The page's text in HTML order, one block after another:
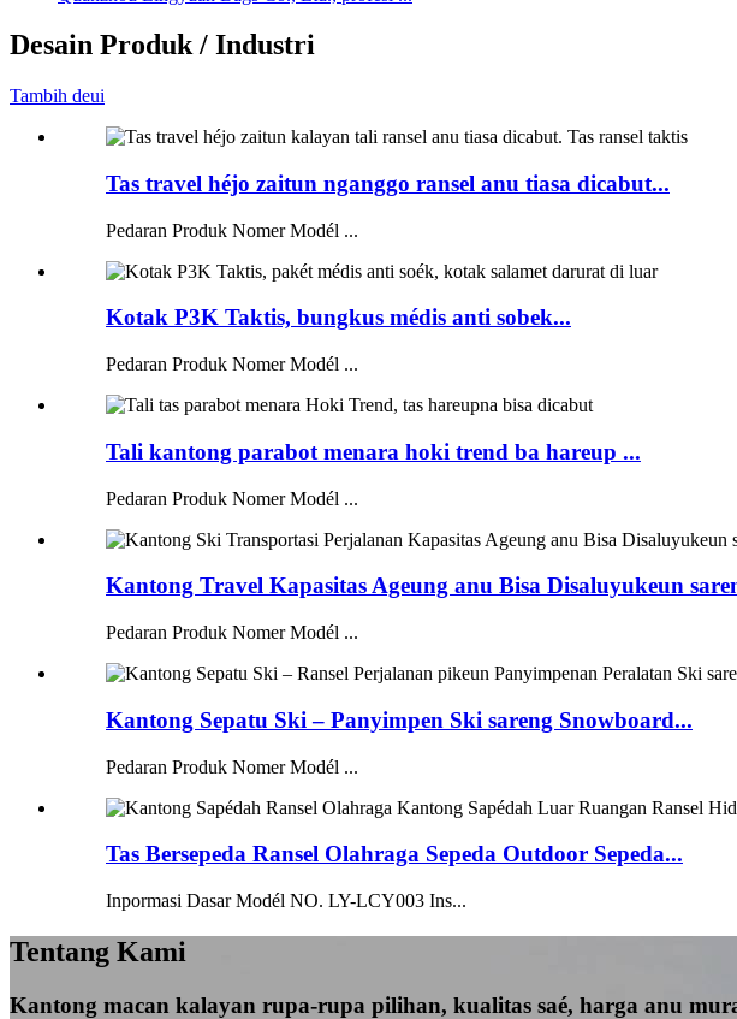
Desain Produk / Industri
Tambih deui
Tas travel héjo zaitun nganggo ransel anu tiasa dicabut...
Pedaran Produk Nomer Modél ...
Kotak P3K Taktis, bungkus médis anti sobek...
Pedaran Produk Nomer Modél ...
Tali kantong parabot menara hoki trend ba hareup ...
Pedaran Produk Nomer Modél ...
Kantong Travel Kapasitas Ageung anu Bisa Disaluyukeun
Pedaran Produk Nomer Modél ...
Kantong Sepatu Ski – Panyimpen Ski sareng Snowboard...
Pedaran Produk Nomer Modél ...
Tas Bersepeda Ransel Olahraga Sepeda Outdoor Sepeda...
Inpormasi Dasar Modél NO. LY-LCY003 Ins...
Tentang Kami
Kantong macan kalayan rupa-rupa pilihan, kualitas saé, harga anu